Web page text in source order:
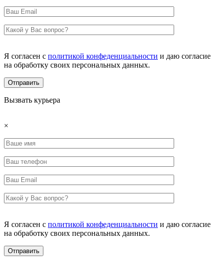
Я согласен с политикой конфеденциальности и даю согласие
на обработку своих персональных данных.
Вызвать курьера
×
Я согласен с политикой конфеденциальности и даю согласие
на обработку своих персональных данных.